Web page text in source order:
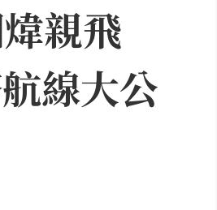
親飛
線大公